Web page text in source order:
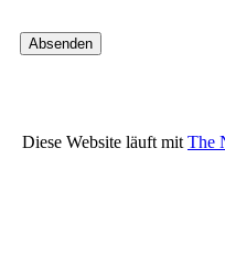
Diese Website läuft mit The